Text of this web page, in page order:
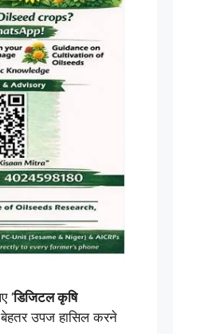
‘डिजिटल कृषि
उपज हासिल करने